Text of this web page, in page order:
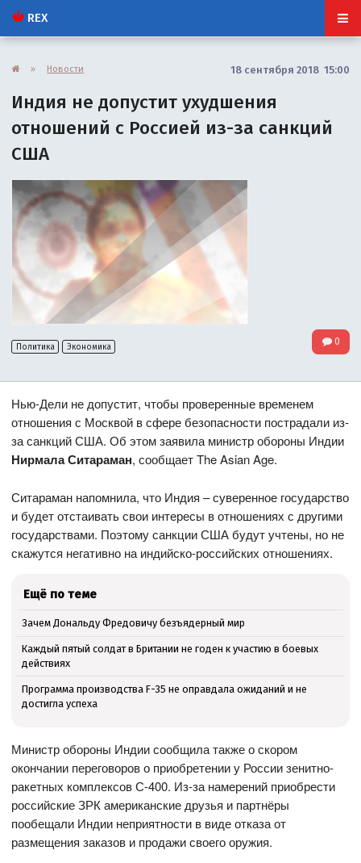
REX
» Новости 18 сентября 2018 15:00
Индия не допустит ухудшения
отношений с Россией из-за санкций
США
Политика Экономика 0
Нью-Дели не допустит, чтобы проверенные временем
отношения с Москвой в сфере безопасности пострадали из-
за санкций США. Об этом заявила министр обороны Индии
Нирмала Ситараман, сообщает The Asian Age.
Ситараман напомнила, что Индия – суверенное государство
и будет отстаивать свои интересы в отношениях с другими
государствами. Поэтому санкции США будут учтены, но не
скажутся негативно на индийско-российских отношениях.
Ещё по теме
Зачем Дональду Фредовичу безъядерный мир
Каждый пятый солдат в Британии не годен к участию в боевых
действиях
Программа производства F-35 не оправдала ожиданий и не
достигла успеха
Министр обороны Индии сообщила также о скором
окончании переговоров о приобретении у России зенитно-
ракетных комплексов С-400. Из-за намерений приобрести
российские ЗРК американские друзья и партнёры
пообещали Индии неприятности в виде отказа от
размещения заказов и продажи своего оружия.